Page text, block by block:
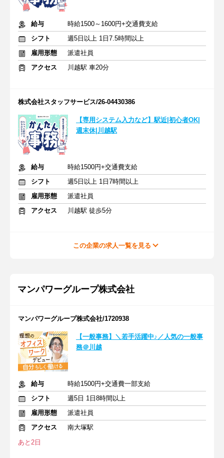
給与
時給1500～1600円+交通費支給
シフト
週5日以上 1日7.5時間以上
雇用形態
派遣社員
アクセス
川越駅 車20分
株式会社スタッフサービス/26-04430386
【専用システム入力など】駅近|初心者OK|
週末休|川越駅
給与
時給1500円+交通費支給
シフト
週5日以上 1日7時間以上
雇用形態
派遣社員
アクセス
川越駅 徒歩5分
この企業の求人一覧を見る
マンパワーグループ株式会社
マンパワーグループ株式会社/1720938
【一般事務】＼若手活躍中♪／人気の一般事
務＠川越
給与
時給1500円+交通費一部支給
シフト
週5日 1日8時間以上
雇用形態
派遣社員
アクセス
南大塚駅
あと2日